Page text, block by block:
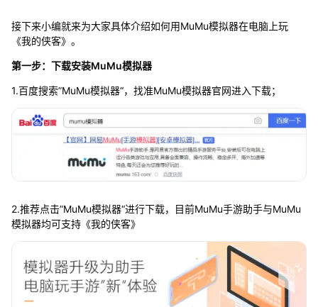
接下来小编就来为大家具体介绍如何用MuMu模拟器在电脑上玩
《我的侠客》。
第一步：下载安装MuMu模拟器
1.百度搜索”MuMu模拟器“，找准MuMu模拟器官网进入下载；
2.推荐点击”MuMu模拟器“进行下载，目前MuMu手游助手与MuMu
模拟器均可支持《我的侠客》